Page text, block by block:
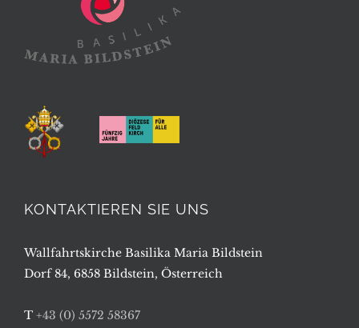
KONTAKTIEREN SIE UNS
Wallfahrtskirche Basilika Maria Bildstein
Dorf 84, 6858 Bildstein, Österreich
T +43 (0) 5572 58367